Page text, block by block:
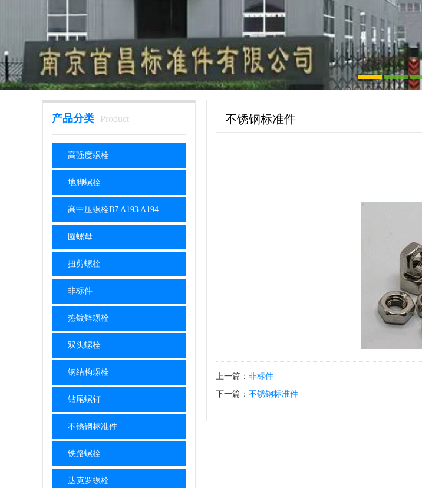
产品分类 Product
高强度螺栓
地脚螺栓
高中压螺栓B7 A193 A194
圆螺母
扭剪螺栓
非标件
热镀锌螺栓
双头螺栓
钢结构螺栓
钻尾螺钉
不锈钢标准件
铁路螺栓
达克罗螺栓
不锈钢标准件
上一篇： 非标件
下一篇： 不锈钢标准件